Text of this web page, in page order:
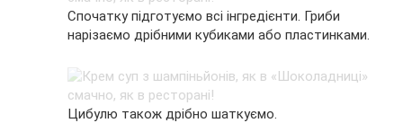
Спочатку підготуємо всі інгредієнти. Гриби
нарізаємо дрібними кубиками або пластинками.
Цибулю також дрібно шаткуємо.